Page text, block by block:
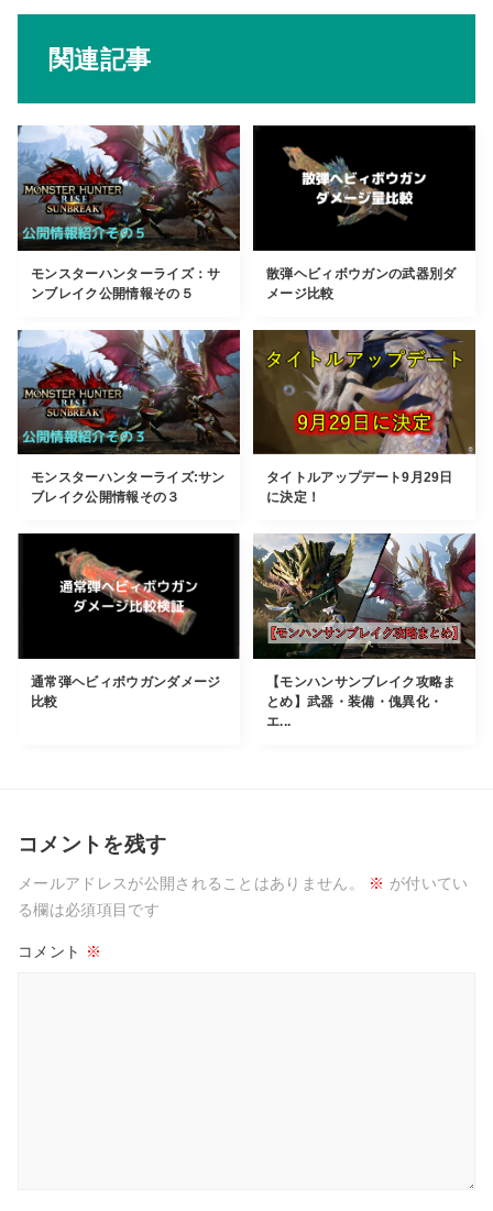
関連記事
モンスターハンターライズ：サ
ンブレイク公開情報その５
散弾ヘビィボウガンの武器別ダ
メージ比較
モンスターハンターライズ:サン
ブレイク公開情報その３
タイトルアップデート9月29日
に決定！
通常弾ヘビィボウガンダメージ
比較
【モンハンサンブレイク攻略ま
とめ】武器・装備・傀異化・
エ...
コメントを残す
メールアドレスが公開されることはありません。 ※ が付いてい
る欄は必須項目です
コメント ※